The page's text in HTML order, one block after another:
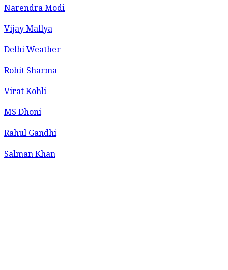
Narendra Modi
Vijay Mallya
Delhi Weather
Rohit Sharma
Virat Kohli
MS Dhoni
Rahul Gandhi
Salman Khan